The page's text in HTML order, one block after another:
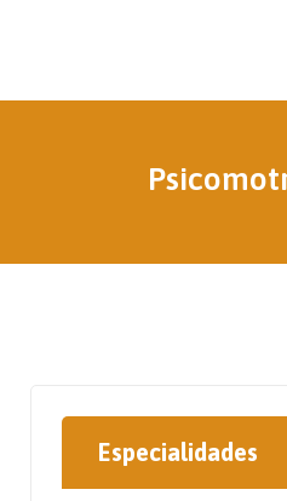
Especialidades